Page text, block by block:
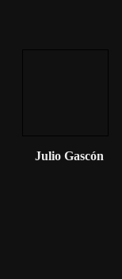
Julio Gascón